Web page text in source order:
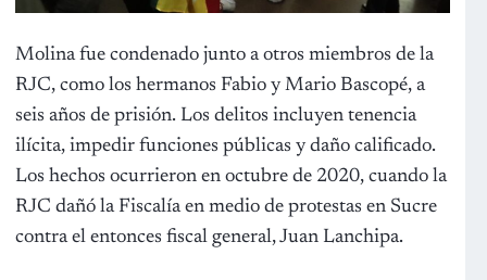
Molina fue condenado junto a otros miembros de la
RJC, como los hermanos Fabio y Mario Bascopé, a
seis años de prisión. Los delitos incluyen tenencia
ilícita, impedir funciones públicas y daño calificado.
Los hechos ocurrieron en octubre de 2020, cuando la
RJC dañó la Fiscalía en medio de protestas en Sucre
contra el entonces fiscal general, Juan Lanchipa.